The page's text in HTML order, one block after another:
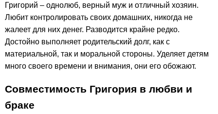
Григорий – однолюб, верный муж и отличный хозяин.
Любит контролировать своих домашних, никогда не
жалеет для них денег. Разводится крайне редко.
Достойно выполняет родительский долг, как с
материальной, так и моральной стороны. Уделяет детям
много своего времени и внимания, они его обожают.
Совместимость Григория в любви и
браке